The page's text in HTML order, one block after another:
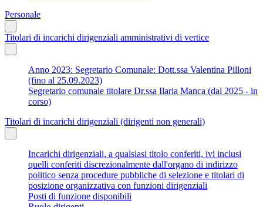
Personale
Titolari di incarichi dirigenziali amministrativi di vertice
Anno 2023: Segretario Comunale: Dott.ssa Valentina Pilloni
(fino al 25.09.2023)
Segretario comunale titolare Dr.ssa Ilaria Manca (dal 2025 - in
corso)
Titolari di incarichi dirigenziali (dirigenti non generali)
Incarichi dirigenziali, a qualsiasi titolo conferiti, ivi inclusi
quelli conferiti discrezionalmente dall'organo di indirizzo
politico senza procedure pubbliche di selezione e titolari di
posizione organizzativa con funzioni dirigenziali
Posti di funzione disponibili